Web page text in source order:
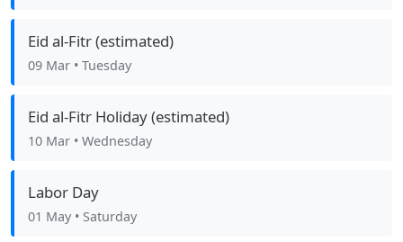
Eid al-Fitr (estimated)
09 Mar • Tuesday
Eid al-Fitr Holiday (estimated)
10 Mar • Wednesday
Labor Day
01 May • Saturday